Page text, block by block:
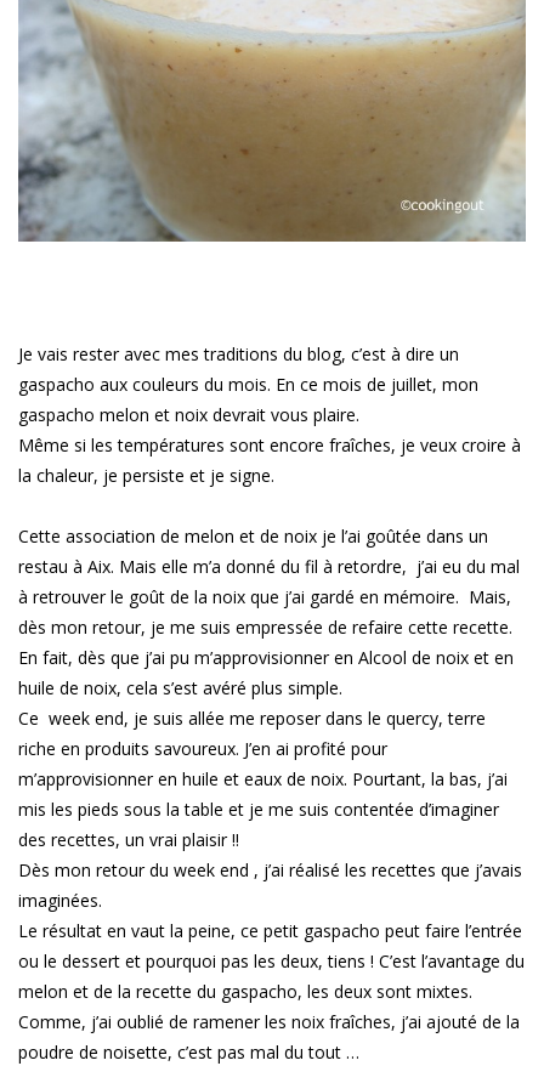
Je vais rester avec mes traditions du blog, c’est à dire un
gaspacho aux couleurs du mois. En ce mois de juillet, mon
gaspacho melon et noix devrait vous plaire.
Même si les températures sont encore fraîches, je veux croire à
la chaleur, je persiste et je signe.
Cette association de melon et de noix je l’ai goûtée dans un
restau à Aix. Mais elle m’a donné du fil à retordre, j’ai eu du mal
à retrouver le goût de la noix que j’ai gardé en mémoire. Mais,
dès mon retour, je me suis empressée de refaire cette recette.
En fait, dès que j’ai pu m’approvisionner en Alcool de noix et en
huile de noix, cela s’est avéré plus simple.
Ce week end, je suis allée me reposer dans le quercy, terre
riche en produits savoureux. J’en ai profité pour
m’approvisionner en huile et eaux de noix. Pourtant, la bas, j’ai
mis les pieds sous la table et je me suis contentée d’imaginer
des recettes, un vrai plaisir !!
Dès mon retour du week end , j’ai réalisé les recettes que j’avais
imaginées.
Le résultat en vaut la peine, ce petit gaspacho peut faire l’entrée
ou le dessert et pourquoi pas les deux, tiens ! C’est l’avantage du
melon et de la recette du gaspacho, les deux sont mixtes.
Comme, j’ai oublié de ramener les noix fraîches, j’ai ajouté de la
poudre de noisette, c’est pas mal du tout …